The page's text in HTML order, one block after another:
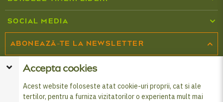
Combaterea fraudei și corupției
Politica de cookies
Prelucrarea datelor cu caracter personal
Programul Agricover Premium
Cataloage Agricover
Produse de finanțare
Cardul FERMIER
Află cum să-ți protejezi datele
Despre programul Tineri Lideri
Formular înscriere Burse
SOCIAL MEDIA
© 2026 Agricover Distribution S.A. - Toate drepturile
rezervate
ABONEAZĂ-TE LA NEWSLETTER
Abonează-te la newsletter și fii la curent cu cele mai noi informații
din universul Agricover.
ABONEAZĂ-TE
Accepta cookies
Acest website foloseste atat cookie-uri proprii, cat si ale
tertilor, pentru a furniza vizitatorilor o experienta mult mai